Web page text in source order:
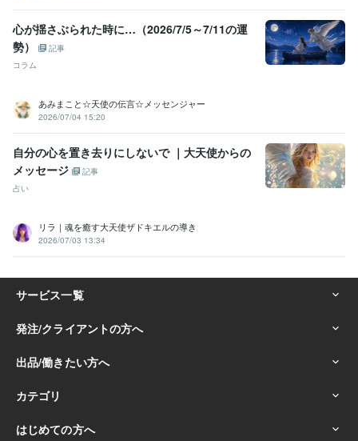
心が揺さぶられた時に…（2026/7/5～7/11の運
勢）
記事
コラム
あみまこと☆天使の伝言☆メッセンジャー
2026/07/04 15:20
自分の心を置き去りにしないで ｜大天使からの
メッセージ
記事
占い
リラ｜魂を癒す大天使ザドキエルの導き
2026/07/03 13:34